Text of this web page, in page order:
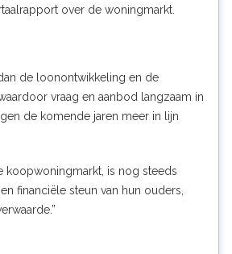
over de woningmarkt.
de loonontwikkeling en de
vraag en aanbod langzaam in
de komende jaren meer in lijn
koopwoningmarkt, is nog steeds
financiële steun van hun ouders,